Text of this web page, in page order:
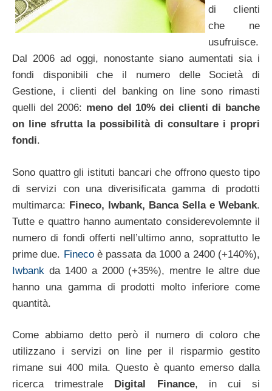
di clienti
che ne
usufruisce.
Dal 2006 ad oggi, nonostante siano aumentati sia i
fondi disponibili che il numero delle Società di
Gestione, i clienti del banking on line sono rimasti
quelli del 2006: meno del 10% dei clienti di banche
on line sfrutta la possibilità di consultare i propri
fondi.
Sono quattro gli istituti bancari che offrono questo tipo
di servizi con una diverisificata gamma di prodotti
multimarca: Fineco, Iwbank, Banca Sella e Webank.
Tutte e quattro hanno aumentato considerevolemnte il
numero di fondi offerti nell’ultimo anno, soprattutto le
prime due. Finecoè passata da 1000 a 2400 (+140%),
Iwbank da 1400 a 2000 (+35%), mentre le altre due
hanno una gamma di prodotti molto inferiore come
quantità.
Come abbiamo detto però il numero di coloro che
utilizzano i servizi on line per il risparmio gestito
rimane sui 400 mila. Questo è quanto emerso dalla
ricerca trimestrale Digital Finance, in cui si